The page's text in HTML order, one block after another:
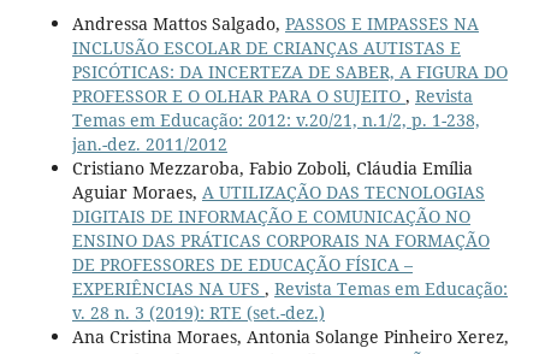
Andressa Mattos Salgado, PASSOS E IMPASSES NA
INCLUSÃO ESCOLAR DE CRIANÇAS AUTISTAS E
PSICÓTICAS: DA INCERTEZA DE SABER, A FIGURA DO
PROFESSOR E O OLHAR PARA O SUJEITO , Revista
Temas em Educação: 2012: v.20/21, n.1/2, p. 1-238,
jan.-dez. 2011/2012
Cristiano Mezzaroba, Fabio Zoboli, Cláudia Emília
Aguiar Moraes, A UTILIZAÇÃO DAS TECNOLOGIAS
DIGITAIS DE INFORMAÇÃO E COMUNICAÇÃO NO
ENSINO DAS PRÁTICAS CORPORAIS NA FORMAÇÃO
DE PROFESSORES DE EDUCAÇÃO FÍSICA –
EXPERIÊNCIAS NA UFS , Revista Temas em Educação:
v. 28 n. 3 (2019): RTE (set.-dez.)
Ana Cristina Moraes, Antonia Solange Pinheiro Xerez,